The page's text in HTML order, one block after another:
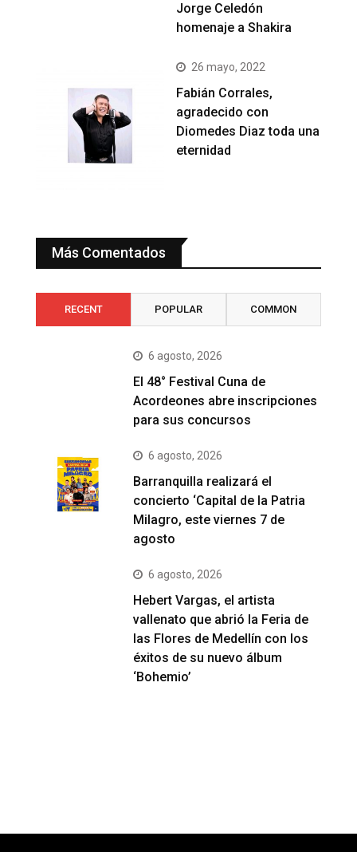
Jorge Celedón
homenaje a Shakira
26 mayo, 2022
Fabián Corrales,
agradecido con
Diomedes Diaz toda una
eternidad
Más Comentados
RECENT POPULAR COMMON
6 agosto, 2026
El 48° Festival Cuna de
Acordeones abre inscripciones
para sus concursos
6 agosto, 2026
Barranquilla realizará el
concierto ‘Capital de la Patria
Milagro, este viernes 7 de
agosto
6 agosto, 2026
Hebert Vargas, el artista
vallenato que abrió la Feria de
las Flores de Medellín con los
éxitos de su nuevo álbum
‘Bohemio’